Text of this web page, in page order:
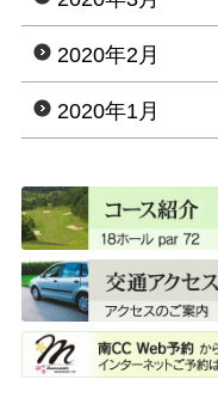
2020年2月
2020年1月